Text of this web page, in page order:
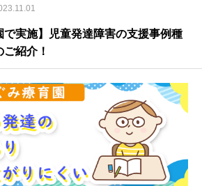
で実施】児童発達障害の支援事例種
紹介！